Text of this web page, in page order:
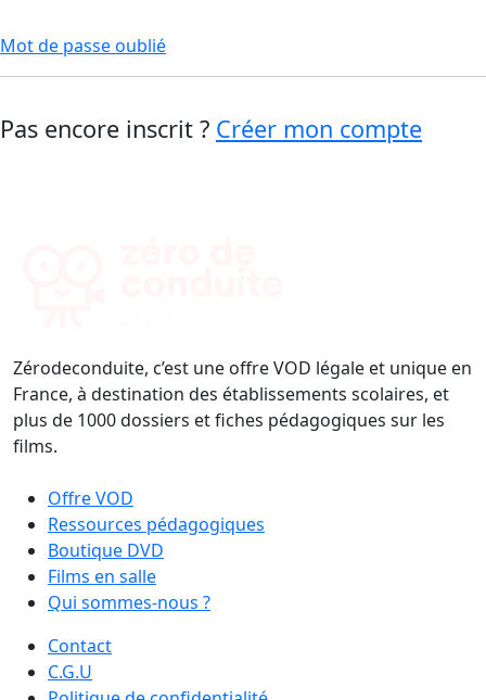
Mot de passe oublié
Pas encore inscrit ? Créer mon compte
Zérodeconduite, c’est une offre VOD légale et unique en
France, à destination des établissements scolaires, et
plus de 1000 dossiers et fiches pédagogiques sur les
films.
Offre VOD
Ressources pédagogiques
Boutique DVD
Films en salle
Qui sommes-nous ?
Contact
C.G.U